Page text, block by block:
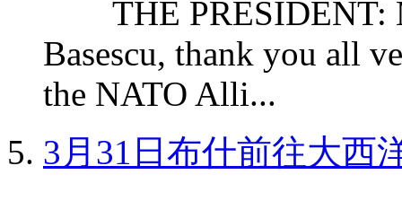
THE PRESIDENT:
Basescu, thank you all
the NATO Alli...
3月31日布什前往大西